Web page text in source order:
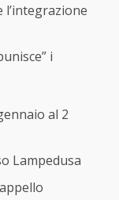
l’integrazione
i
al 2
Lampedusa